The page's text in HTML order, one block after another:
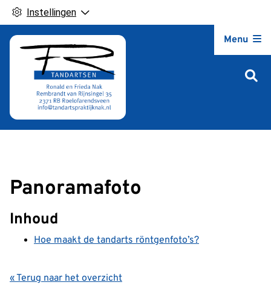
Instellingen
Menu
Panoramafoto
Inhoud
Hoe maakt de tandarts röntgenfoto’s?
« Terug naar het overzicht